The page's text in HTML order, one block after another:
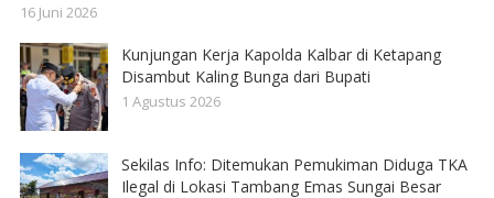
16 Juni 2026
Kunjungan Kerja Kapolda Kalbar di Ketapang
Disambut Kaling Bunga dari Bupati
1 Agustus 2026
Sekilas Info: Ditemukan Pemukiman Diduga TKA
Ilegal di Lokasi Tambang Emas Sungai Besar